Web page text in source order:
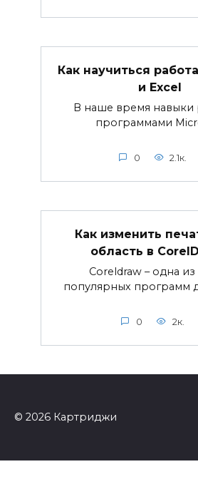
Как научиться
и Excel
В наше время навыки
программами
0 2.1к.
Как изменить
область в
Coreldraw – одна
популярных программ
0 2к.
© 2026 Картриджи